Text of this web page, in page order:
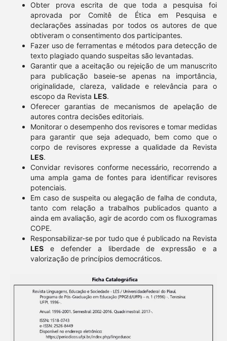
Obter prova escrita de que toda a pesquisa foi
aprovada por Comitê de Ética em Pesquisa e
declarações assinadas por todos os autores de que
obtiveram o consentimento dos participantes.
Fazer uso de ferramentas e métodos para detecção de
texto plagiado quando suspeitas são levantadas.
Garantir que a aceitação ou rejeição de um manuscrito
para publicação baseie-se apenas na importância,
originalidade, clareza, validade e relevância para o
escopo da Revista LES.
Oferecer garantias de mecanismos de apelação de
autores contra decisões editoriais.
Monitorar o desempenho dos revisores e tomar medidas
para garantir que seja adequado, bem como que o
corpo de revisores expresse a qualidade da Revista
LES.
Convidar revisores conforme necessário, recorrendo a
uma ampla gama de fontes para identificar revisores
potenciais.
Em caso de suspeita ou alegação de falha de conduta,
tanto com relação a trabalhos publicados quanto a
ainda em avaliação, agir de acordo com os fluxogramas
COPE.
Responsabilizar-se por tudo que é publicado na Revista
LESe defender a liberdade de expressão e a
valorização de princípios democráticos.